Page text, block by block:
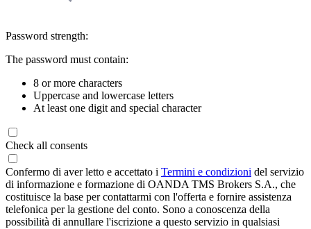
Password strength:
The password must contain:
8 or more characters
Uppercase and lowercase letters
At least one digit and special character
Check all consents
Confermo di aver letto e accettato i Termini e condizioni del servizio
di informazione e formazione di OANDA TMS Brokers S.A., che
costituisce la base per contattarmi con l'offerta e fornire assistenza
telefonica per la gestione del conto. Sono a conoscenza della
possibilità di annullare l'iscrizione a questo servizio in qualsiasi